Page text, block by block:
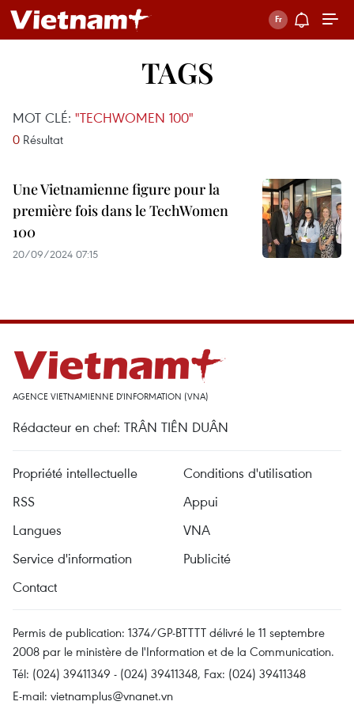
TAGS
MOT CLÉ: "TECHWOMEN 100"
0 Résultat
Une Vietnamienne figure pour la
première fois dans le TechWomen
100
20/09/2024 07:15
AGENCE VIETNAMIENNE D'INFORMATION (VNA)
Rédacteur en chef: TRÂN TIÊN DUÂN
Propriété intellectuelle
Conditions d'utilisation
RSS
Appui
Langues
VNA
Service d'information
Publicité
Contact
Permis de publication: 1374/GP-BTTTT délivré le 11 septembre
2008 par le ministère de l'Information et de la Communication.
Tél: (024) 39411349 - (024) 39411348, Fax: (024) 39411348
E-mail: vietnamplus@vnanet.vn